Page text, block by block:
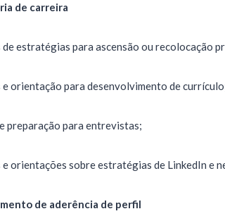
de carreira
de estratégias para ascensão ou recolocação
e orientação para desenvolvimento de
preparação para entrevistas;
e orientações sobre estratégias de LinkedIn e
de aderência de perfil